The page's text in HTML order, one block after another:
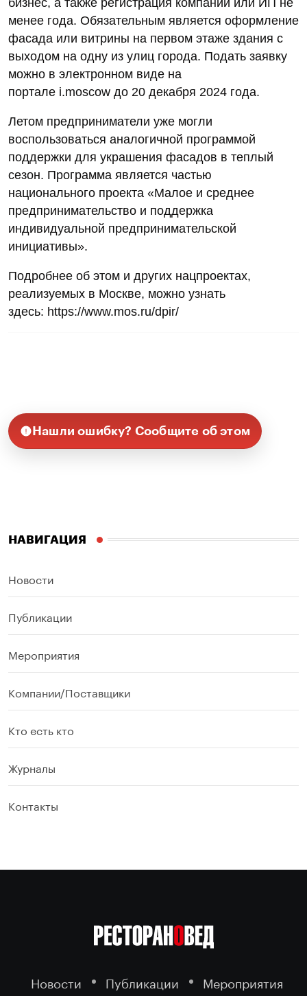
менее года. Обязательным является оформление
фасада или витрины на первом этаже здания с
выходом на одну из улиц города. Подать заявку
можно в электронном виде на
портале i.moscow до 20 декабря 2024 года.
Летом предприниматели уже могли
воспользоваться аналогичной программой
поддержки для украшения фасадов в теплый
сезон. Программа является частью
национального проекта «Малое и среднее
предпринимательство и поддержка
индивидуальной предпринимательской
инициативы».
Подробнее об этом и других нацпроектах,
реализуемых в Москве, можно узнать
здесь: https://www.mos.ru/dpir/
Нашли ошибку? Сообщите об этом
НАВИГАЦИЯ
Новости
Публикации
Мероприятия
Компании/Поставщики
Кто есть кто
Журналы
Контакты
Новости Публикации
Мероприятия